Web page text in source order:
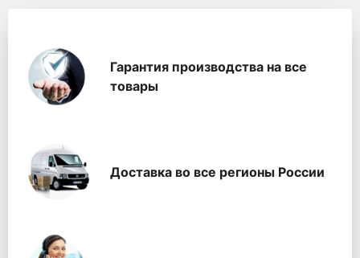
WhitePackГарантия производства на все
товары
Доставка во все регионы России